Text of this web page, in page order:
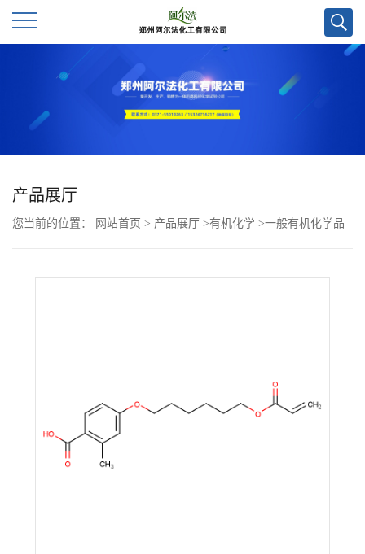
公
产品展厅
您当前的位置： 网站首页 > 产品展厅 >有机化学 >一般有机化学品